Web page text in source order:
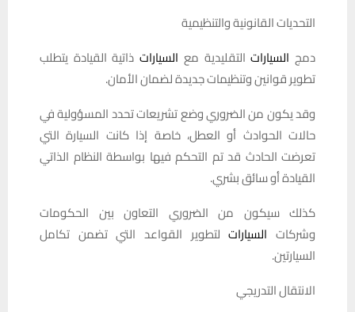
التحديات القانونية والتنظيمية
دمج السياراتالتقليدية مع السياراتذاتية القيادة يتطلب
تطوير قوانين وتنظيمات جديدة لضمان الأمان.
وقد يكون من الضروري وضع تشريعات تحدد المسؤولية في
حالات الحوادث أو العطل، خاصة إذا كانت السيارة التي
تعرضت الحادث قد تم التحكم فيها بواسطة النظام الذاتي
القيادة أو سائق بشري.
كذلك سيكون من الضروري التعاون بين الحكومات
وشركات السياراتلتطوير القواعد التي تضمن تكامل
السيارتين.
الانتقال التدريجي